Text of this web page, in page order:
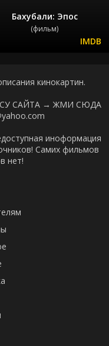
Бахубали: Эпос
(фильм)
кинокартин.
САЙТА → ЖМИ СЮДА
иноформация
Самих фильмов
нет!